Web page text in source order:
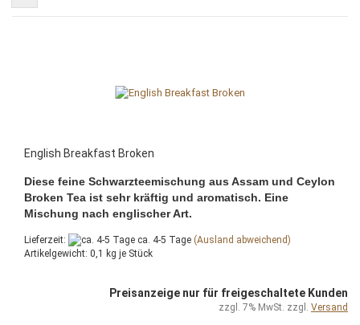
English Breakfast Broken
Diese feine Schwarzteemischung aus Assam und Ceylon
Broken Tea ist sehr kräftig und aromatisch. Eine
Mischung nach englischer Art.
Lieferzeit: ca. 4-5 Tage (Ausland abweichend)
Artikelgewicht: 0,1 kg je Stück
Preisanzeige nur für freigeschaltete Kunden
zzgl. 7% MwSt. zzgl. Versand